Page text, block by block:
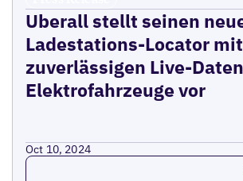
Uberall stellt seinen
Ladestations-Locator mit
zuverlässigen Live-
Elektrofahrzeuge vor
Oct 10, 2024
Read more